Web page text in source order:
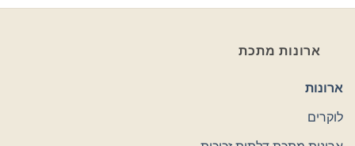
ארונות מתכת
ארונות
לוקרים